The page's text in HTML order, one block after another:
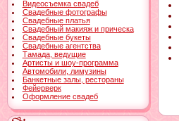
Видеосъемка свадеб
Свадебные фотографы
Свадебные платья
Свадебный макияж и прическа
Свадебные букеты
Свадебные агентства
Тамада, ведущие
Артисты и шоу-программа
Автомобили, лимузины
Банкетные залы, рестораны
Фейерверк
Оформление свадеб